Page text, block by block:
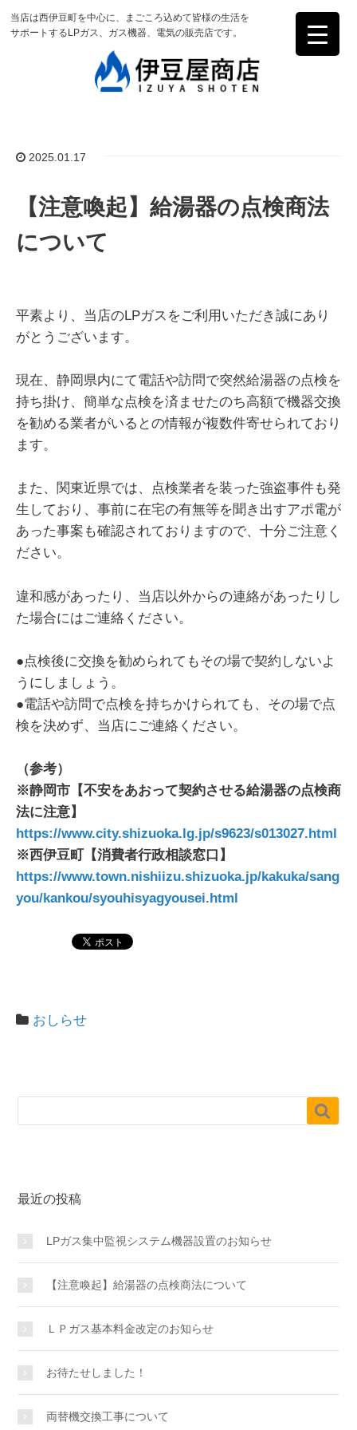
当店は西伊豆町を中心に、まごころ込めて皆様の生活を
サポートするLPガス、ガス機器、電気の販売店です。
2025.01.17
【注意喚起】給湯器の点検商法
について
平素より、当店のLPガスをご利用いただき誠にあり
がとうございます。
現在、静岡県内にて電話や訪問で突然給湯器の点検を
持ち掛け、簡単な点検を済ませたのち高額で機器交換
を勧める業者がいるとの情報が複数件寄せられており
ます。
また、関東近県では、点検業者を装った強盗事件も発
生しており、事前に在宅の有無等を聞き出すアポ電が
あった事案も確認されておりますので、十分ご注意く
ださい。
違和感があったり、当店以外からの連絡があったりし
た場合にはご連絡ください。
●点検後に交換を勧められてもその場で契約しないよ
うにしましょう。
●電話や訪問で点検を持ちかけられても、その場で点
検を決めず、当店にご連絡ください。
（参考）
※静岡市【不安をあおって契約させる給湯器の点検商
法に注意】
https://www.city.shizuoka.lg.jp/s9623/s013027.html
※西伊豆町【消費者行政相談窓口 】
https://www.town.nishiizu.shizuoka.jp/kakuka/sang
you/kankou/syouhisyagyousei.html
おしらせ

最近の投稿
LPガス集中監視システム機器設置のお知らせ
【注意喚起】給湯器の点検商法について
ＬＰガス基本料金改定のお知らせ
お待たせしました！
両替機交換工事について